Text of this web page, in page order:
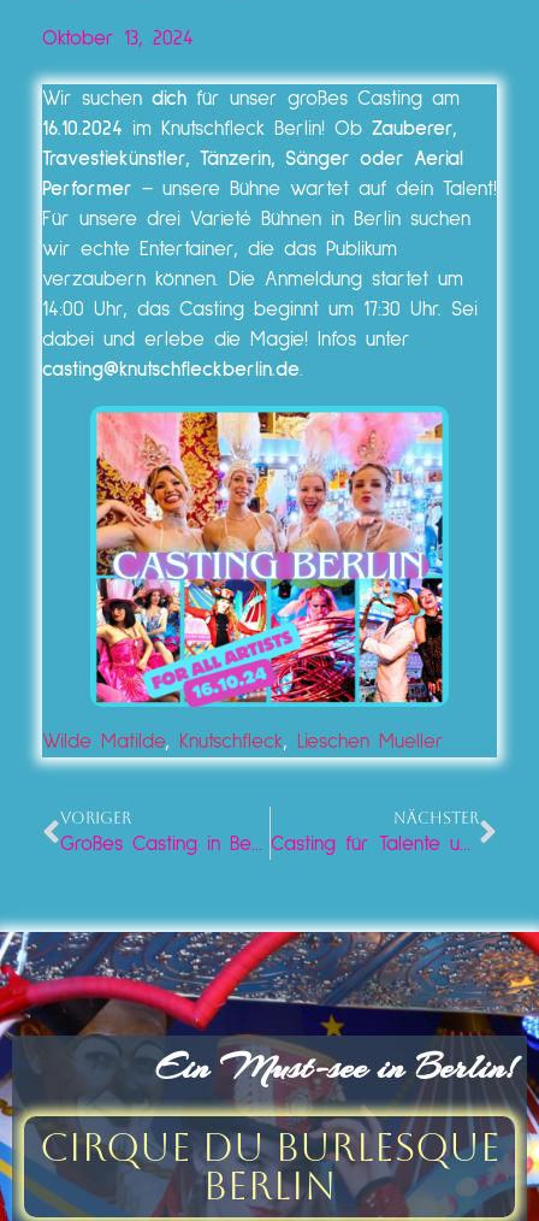
Oktober 13, 2024
Wir suchen dich für unser großes Casting am
16.10.2024 im Knutschfleck Berlin! Ob Zauberer,
Travestiekünstler, Tänzerin, Sänger oder Aerial
Performer – unsere Bühne wartet auf dein Talent!
Für unsere drei Varieté Bühnen in Berlin suchen
wir echte Entertainer, die das Publikum
verzaubern können. Die Anmeldung startet um
14:00 Uhr, das Casting beginnt um 17:30 Uhr. Sei
dabei und erlebe die Magie! Infos unter
casting@knutschfleckberlin.de.
Wilde Matilde, Knutschfleck, Lieschen Mueller
VORIGER
Großes Casting in Berlin – Bühne frei für Künstler aller Art!
NÄCHSTER
Casting für Talente und Showacts im Knutschfleck Berlin!
Ein Must-see in Berlin!
Cirque du Burlesque
Berlin